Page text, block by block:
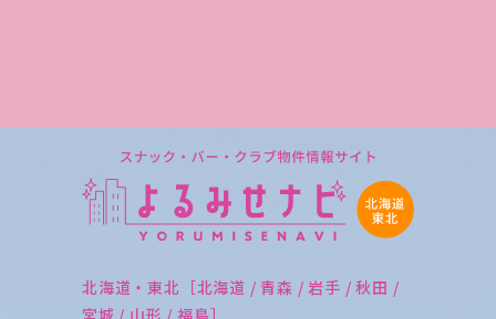
北海道・東北［北海道 / 青森 / 岩手 / 秋田 /